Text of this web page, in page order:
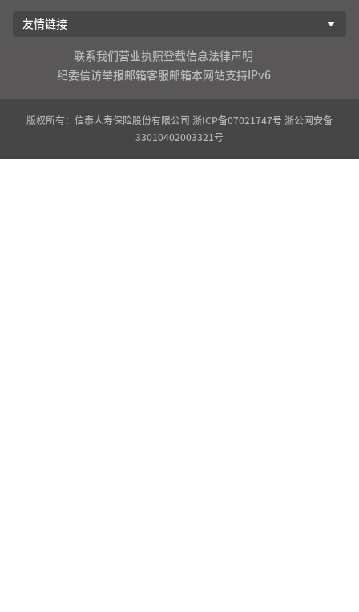
友情链接
联系我们 营业执照登载信息法律声明
纪委信访举报邮箱客服邮箱本网站支持IPv6
版权所有：信泰人寿保险股份有限公司 浙ICP备07021747号 浙公网安备
33010402003321号